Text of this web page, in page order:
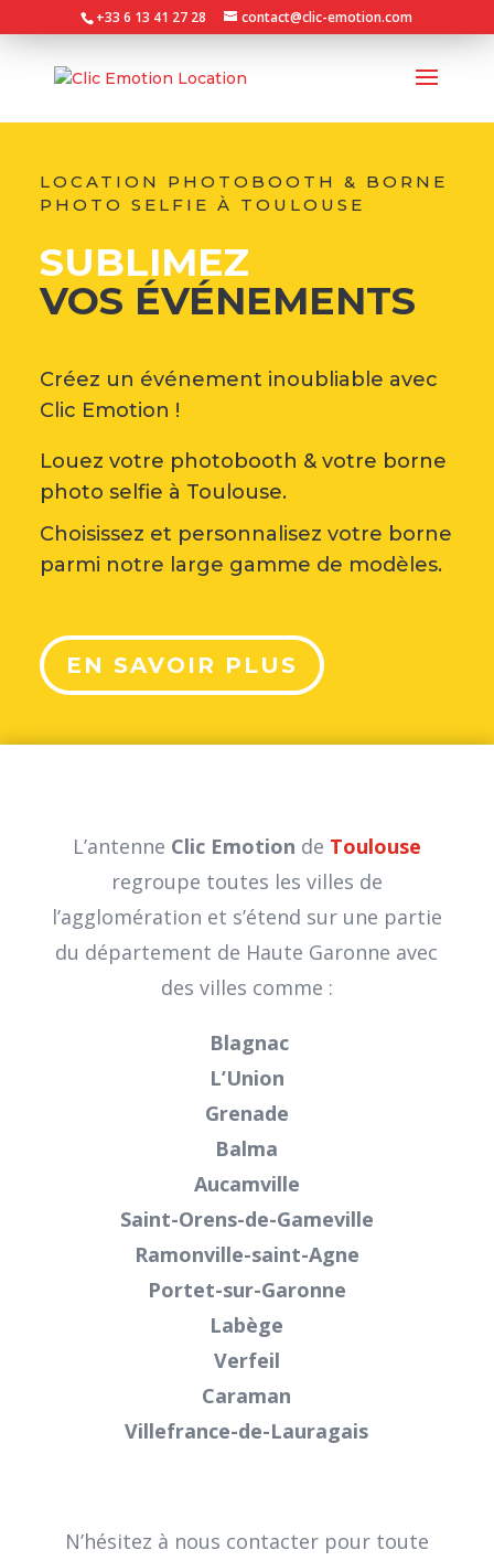
+33 6 13 41 27 28 contact@clic-emotion.com
LOCATION PHOTOBOOTH & BORNE
PHOTO SELFIE À TOULOUSE
SUBLIMEZ
VOS ÉVÉNEMENTS
Créez un événement inoubliable avec
Clic Emotion !
Louez votre photobooth & votre borne
photo selfie à Toulouse.
Choisissez et personnalisez votre borne
parmi notre large gamme de modèles.
EN SAVOIR PLUS
L’antenne Clic Emotion de Toulouse
regroupe toutes les villes de
l’agglomération et s’étend sur une partie
du département de Haute Garonne avec
des villes comme :
Blagnac
L’Union
Grenade
Balma
Aucamville
Saint-Orens-de-Gameville
Ramonville-saint-Agne
Portet-sur-Garonne
Labège
Verfeil
Caraman
Villefrance-de-Lauragais
N’hésitez à nous contacter pour toute